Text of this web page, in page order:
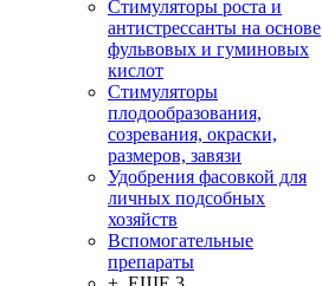
Стимуляторы роста и
антистрессанты на основе
фульвовых и гуминовых
кислот
Стимуляторы
плодообразования,
созревания, окраски,
размеров, завязи
Удобрения фасовкой для
личных подсобных
хозяйств
Вспомогательные
препараты